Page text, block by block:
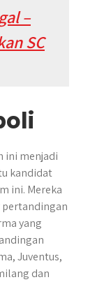
–
SC
ini menjadi
kandidat
ini. Mereka
pertandingan
yang
Juventus,
dan